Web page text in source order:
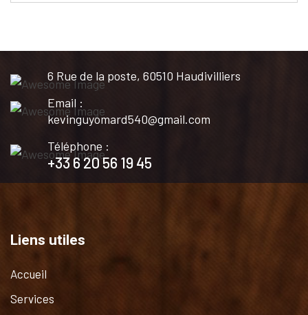
6 Rue de la poste, 60510 Haudivilliers
Email :
kevinguyomard540@gmail.com
Téléphone :
+33 6 20 56 19 45
Liens utiles
Accueil
Services